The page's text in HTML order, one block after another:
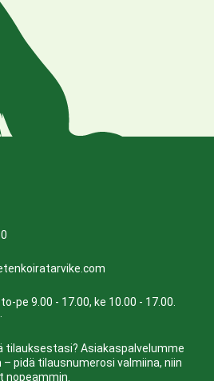
pe 9.00 - 17.00, ke 10.00 - 17.00.
tilauksestasi? Asiakaspalvelumme
pidä tilausnumerosi valmiina, niin
nopeammin.